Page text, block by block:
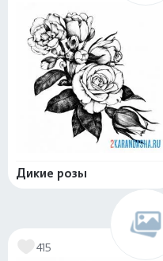
Дикие розы
415